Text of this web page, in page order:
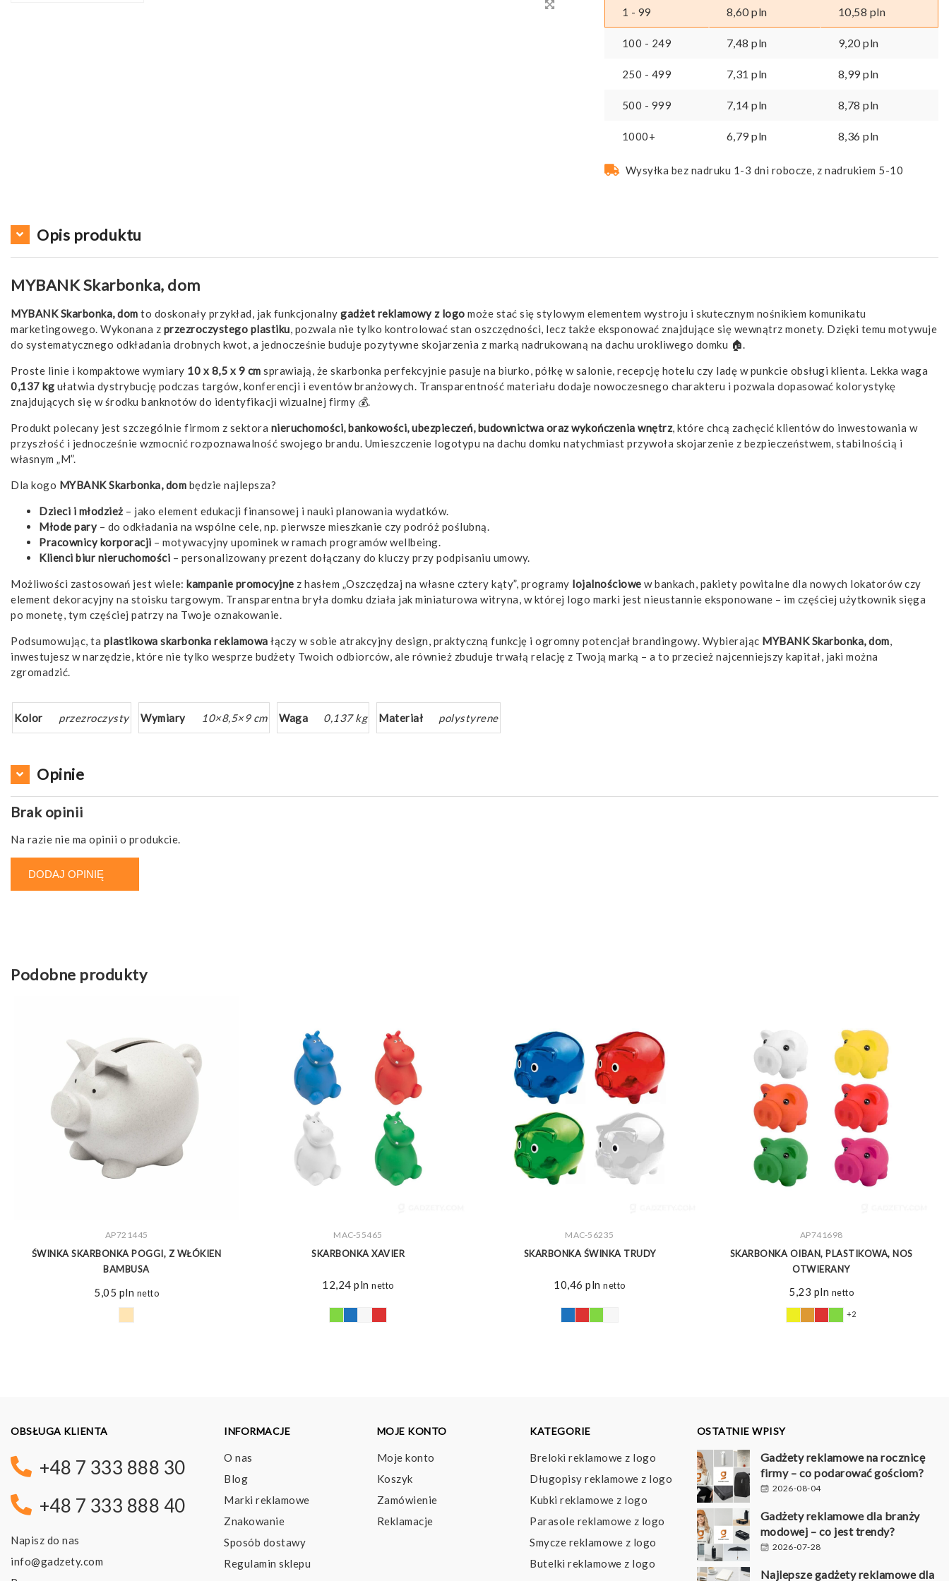
1 - 99 8,60pln 10,58 pln
100 - 249 7,48pln 9,20pln
250 - 499 7,31pln 8,99pln
500 - 999 7,14pln 8,78pln
1000+ 6,79pln 8,36pln
Wysyłka bez nadruku 1-3 dni robocze, z nadrukiem 5-10
Opis produktu
MYBANK Skarbonka, dom
MYBANK Skarbonka, dom to doskonały przykład, jak funkcjonalny gadżet reklamowy z logo może stać się stylowym elementem wystroju i skutecznym nośnikiem komunikatu
marketingowego. Wykonana z przezroczystego plastiku, pozwala nie tylko kontrolować stan oszczędności, lecz także eksponować znajdujące się wewnątrz monety. Dzięki temu motywuje
do systematycznego odkładania drobnych kwot, a jednocześnie buduje pozytywne skojarzenia z marką nadrukowaną na dachu urokliwego domku 🏠.
Proste linie i kompaktowe wymiary 10 x 8,5 x 9 cm sprawiają, że skarbonka perfekcyjnie pasuje na biurko, półkę w salonie, recepcję hotelu czy ladę w punkcie obsługi klienta. Lekka waga
0,137 kg ułatwia dystrybucję podczas targów, konferencji i eventów branżowych. Transparentność materiału dodaje nowoczesnego charakteru i pozwala dopasować kolorystykę
znajdujących się w środku banknotów do identyfikacji wizualnej firmy 💰.
Produkt polecany jest szczególnie firmom z sektora nieruchomości, bankowości, ubezpieczeń, budownictwa oraz wykończenia wnętrz, które chcą zachęcić klientów do inwestowania w
przyszłość i jednocześnie wzmocnić rozpoznawalność swojego brandu. Umieszczenie logotypu na dachu domku natychmiast przywoła skojarzenie z bezpieczeństwem, stabilnością i
własnym „M”.
Dla kogo MYBANK Skarbonka, dom będzie najlepsza?
Dzieci i młodzież – jako element edukacji finansowej i nauki planowania wydatków.
Młode pary– do odkładania na wspólne cele, np. pierwsze mieszkanie czy podróż poślubną.
Pracownicy korporacji – motywacyjny upominek w ramach programów wellbeing.
Klienci biur nieruchomości – personalizowany prezent dołączany do kluczy przy podpisaniu umowy.
Możliwości zastosowań jest wiele: kampanie promocyjne z hasłem „Oszczędzaj na własne cztery kąty”, programy lojalnościowe w bankach, pakiety powitalne dla nowych lokatorów czy
element dekoracyjny na stoisku targowym. Transparentna bryła domku działa jak miniaturowa witryna, w której logo marki jest nieustannie eksponowane – im częściej użytkownik sięga
po monetę, tym częściej patrzy na Twoje oznakowanie.
Podsumowując, ta plastikowa skarbonka reklamowa łączy w sobie atrakcyjny design, praktyczną funkcję i ogromny potencjał brandingowy. Wybierając MYBANK Skarbonka, dom,
inwestujesz w narzędzie, które nie tylko wesprze budżety Twoich odbiorców, ale również zbuduje trwałą relację z Twoją marką – a to przecież najcenniejszy kapitał, jaki można
zgromadzić.
Kolor przezroczysty Wymiary 10×8,5×9 cm Waga 0,137 kg Materiał polystyrene
Opinie
Brak opinii
Na razie nie ma opinii o produkcie.
DODAJ OPINIĘ
Podobne produkty
ZOBACZ WIĘCEJ
AP721445
ŚWINKA SKARBONKA POGGI, Z WŁÓKIEN
BAMBUSA
5,05 pln netto
ZOBACZ WIĘCEJ
MAC-55465
SKARBONKA XAVIER
12,24pln netto
ZOBACZ WIĘCEJ
MAC-56235
SKARBONKA ŚWINKA TRUDY
10,46pln netto
ZOBACZ WIĘCEJ
AP741698
SKARBONKA OIBAN, PLASTIKOWA, NOS
OTWIERANY
5,23 pln netto
+2
OBSŁUGA KLIENTA
+48 7 333 888 30
+48 7 333 888 40
Napisz do nas
info@gadzety.com
INFORMACJE
O nas
Blog
Marki reklamowe
Znakowanie
Sposób dostawy
Regulamin sklepu
MOJE KONTO
Moje konto
Koszyk
Zamówienie
Reklamacje
KATEGORIE
Breloki reklamowe z logo
Długopisy reklamowe z logo
Kubki reklamowe z logo
Parasole reklamowe z logo
Smycze reklamowe z logo
Butelki reklamowe z logo
OSTATNIE WPISY
Gadżety reklamowe na rocznicę
firmy – co podarować gościom?
2026-08-04
Gadżety reklamowe dla branży
modowej – co jest trendy?
2026-07-28
Najlepsze gadżety reklamowe dla